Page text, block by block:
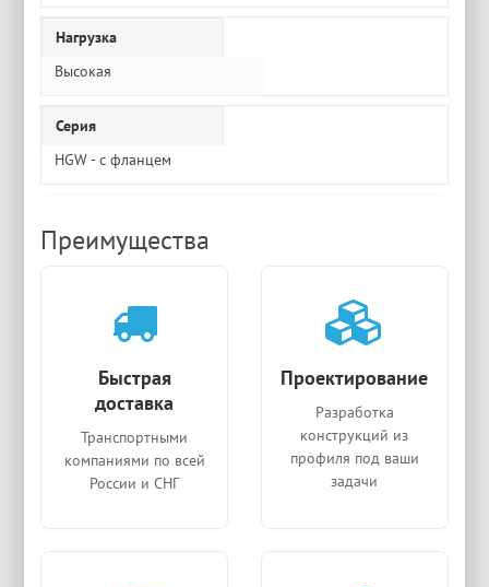
Нагрузка
Высокая
Серия
HGW - с фланцем
Преимущества
Быстрая
доставка
Транспортными
компаниями по всей
России и СНГ
Проектирование
Разработка
конструкций из
профиля под ваши
задачи